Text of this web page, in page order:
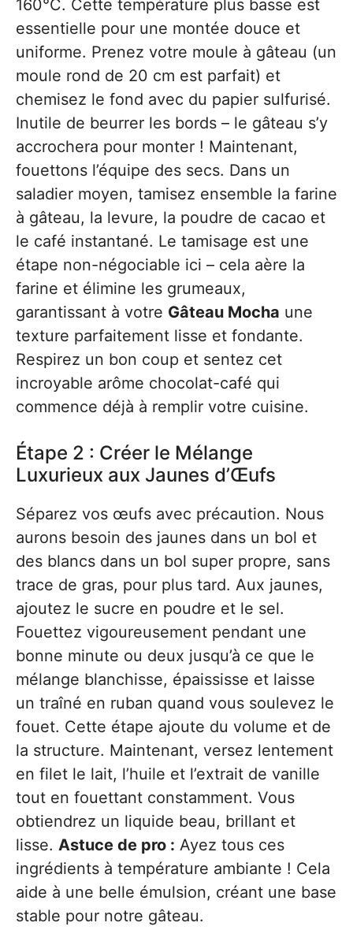
160°C. Cette température plus basse est
essentielle pour une montée douce et
uniforme. Prenez votre moule à gâteau (un
moule rond de 20 cm est parfait) et
chemisez le fond avec du papier sulfurisé.
Inutile de beurrer les bords – le gâteau s’y
accrochera pour monter ! Maintenant,
fouettons l’équipe des secs. Dans un
saladier moyen, tamisez ensemble la farine
à gâteau, la levure, la poudre de cacao et
le café instantané. Le tamisage est une
étape non-négociable ici – cela aère la
farine et élimine les grumeaux,
garantissant à votre Gâteau Mocha une
texture parfaitement lisse et fondante.
Respirez un bon coup et sentez cet
incroyable arôme chocolat-café qui
commence déjà à remplir votre cuisine.
Étape 2 : Créer le Mélange
Luxurieux aux Jaunes d’Œufs
Séparez vos œufs avec précaution. Nous
aurons besoin des jaunes dans un bol et
des blancs dans un bol super propre, sans
trace de gras, pour plus tard. Aux jaunes,
ajoutez le sucre en poudre et le sel.
Fouettez vigoureusement pendant une
bonne minute ou deux jusqu’à ce que le
mélange blanchisse, épaississe et laisse
un traîné en ruban quand vous soulevez le
fouet. Cette étape ajoute du volume et de
la structure. Maintenant, versez lentement
en filet le lait, l’huile et l’extrait de vanille
tout en fouettant constamment. Vous
obtiendrez un liquide beau, brillant et
lisse. Astuce de pro : Ayez tous ces
ingrédients à température ambiante ! Cela
aide à une belle émulsion, créant une base
stable pour notre gâteau.